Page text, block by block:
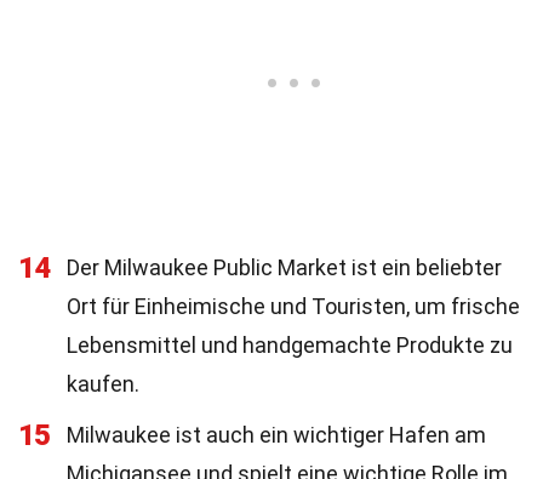
14
Der Milwaukee Public Market ist ein beliebter
Ort für Einheimische und Touristen, um frische
Lebensmittel und handgemachte Produkte zu
kaufen.
15
Milwaukee ist auch ein wichtiger Hafen am
Michigansee und spielt eine wichtige Rolle im